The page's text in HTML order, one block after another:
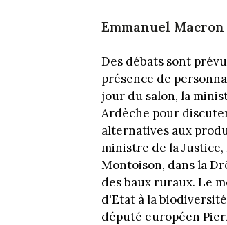
Emmanuel
Des débats sont
présence de
jour du salon, la
Ardèche pour
alternatives aux
ministre de la
Montoison, dans la
des baux ruraux. Le
d'Etat à la
député européen